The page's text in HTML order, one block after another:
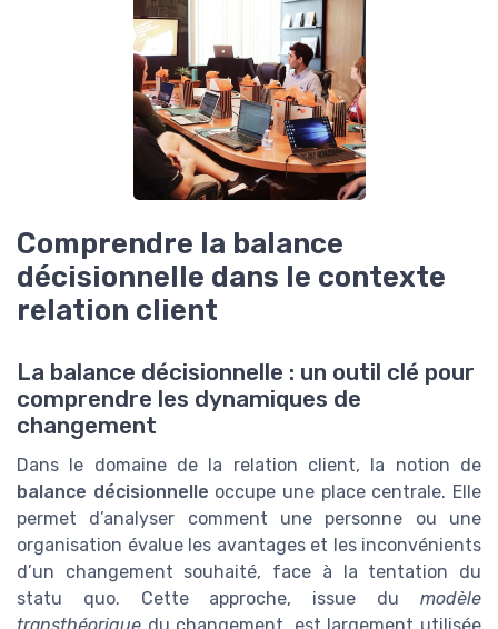
Comprendre la balance
décisionnelle dans le contexte
relation client
La balance décisionnelle : un outil clé pour
comprendre les dynamiques de
changement
Dans le domaine de la relation client, la notion de
balance décisionnelle occupe une place centrale. Elle
permet d’analyser comment une personne ou une
organisation évalue les avantages et les inconvénients
d’un changement souhaité, face à la tentation du
statu quo. Cette approche, issue du modèle